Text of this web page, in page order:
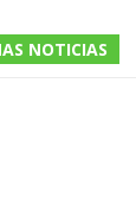
NOTICIAS